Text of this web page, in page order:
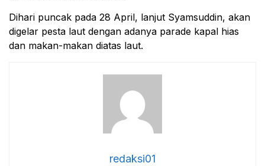
Dihari puncak pada 28 April, lanjut Syamsuddin, akan
digelar pesta laut dengan adanya parade kapal hias
dan makan-makan diatas laut.
redaksi01